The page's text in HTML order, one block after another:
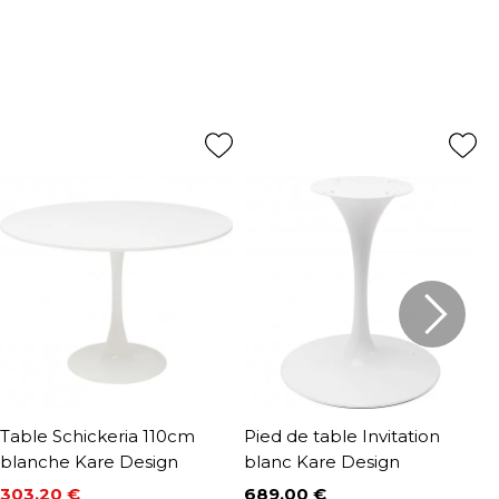
Table Schickeria 110cm
blanche Kare Design
303,20 €
Pied de table Invitation
blanc Kare Design
689,00 €